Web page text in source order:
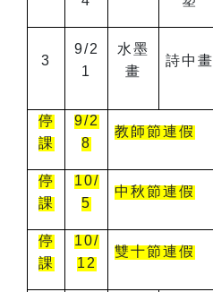
3
9/2
1
水墨
畫
詩中畫
停
課
9/2
8
教師節連假
停
課
10/
5
中秋節連假
停
課
10/
12
雙十節連假